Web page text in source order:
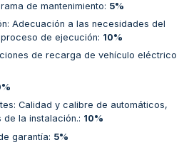
de mantenimiento: 5%
Adecuación a las necesidades del
de ejecución: 10%
de recarga de vehículo eléctrico
Calidad y calibre de automáticos,
la instalación.: 10%
garantía: 5%